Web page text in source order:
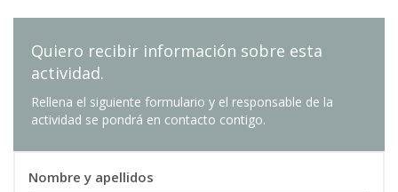
Quiero recibir información sobre esta
actividad.
Rellena el siguiente formulario y el responsable de la
actividad se pondrá en contacto contigo.
Nombre y apellidos